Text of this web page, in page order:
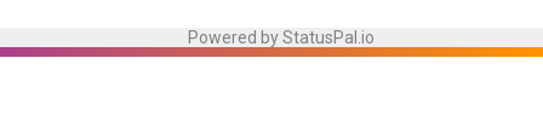
← Terug Powered by StatusPal.io